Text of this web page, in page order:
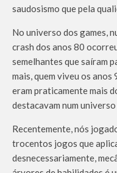
saudosismo que pela
No universo dos games,
crash dos anos 80
semelhantes que saíram
mais, quem viveu os
eram praticamente mais
destacavam num
Recentemente, nós
trocentos jogos que
desnecessariamente,